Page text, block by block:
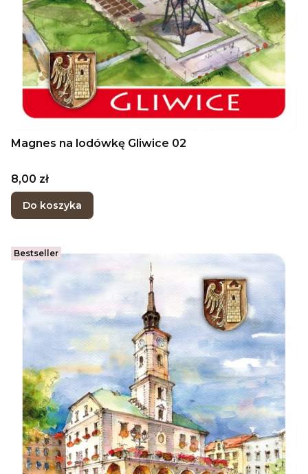
Magnes na lodówkę Gliwice 02
Cena
8,00 zł
Do koszyka
Bestseller